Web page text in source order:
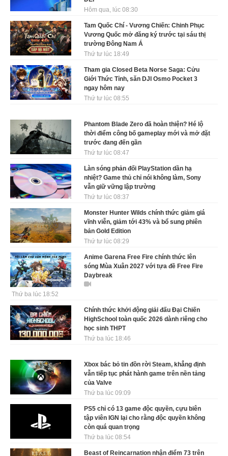
Hôm qua, lúc 08:30
Tam Quốc Chí - Vương Chiến: Chinh Phục
Vương Quốc mở đăng ký trước tại sáu thị
trường Đông Nam Á
Thứ tư lúc 18:49
Tham gia Closed Beta Norse Saga: Cửu
Giới Thức Tỉnh, săn DJI Osmo Pocket 3
ngay hôm nay
Thứ tư lúc 08:55
Phantom Blade Zero đã hoàn thiện? Hé lộ
thời điểm công bố gameplay mới và mở đặt
trước đang đến gần
Thứ tư lúc 08:47
Làn sóng phản đối PlayStation dần hạ
nhiệt? Game thủ chỉ nói không làm, Sony
vẫn giữ vững lập trường
Thứ tư lúc 08:37
Monster Hunter Wilds chính thức giảm giá
vĩnh viễn, giảm tới 43% và bổ sung phiên
bản Gold Edition
Thứ tư lúc 08:29
Anime Garena Free Fire chính thức lên
sóng Mùa Xuân 2027 với tựa đề Free Fire
Daybreak
Thứ ba lúc 18:52
Chính thức khởi động giải đấu Đại Chiến
HighSchool toàn quốc 2026 dành riêng cho
học sinh THPT
Thứ ba lúc 18:46
Xbox bác bỏ tin đồn rời Steam, khẳng định
vẫn tiếp tục phát hành game trên nền tảng
của Valve
Thứ ba lúc 09:09
PS5 chỉ có 13 game độc quyền, cựu biên
tập viên IGN lại cho rằng độc quyền không
còn quá quan trọng
Thứ ba lúc 08:54
Beast of Reincarnation nhận điểm 73 trên